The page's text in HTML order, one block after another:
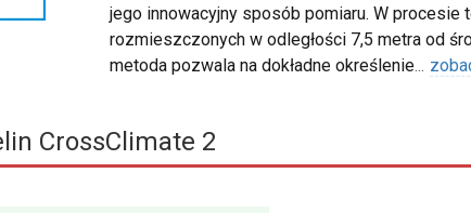
jego innowacyjny sposób pomiaru. W
rozmieszczonych w odległości 7,5 metra od
metoda pozwala na dokładne określenie...
CrossClimate 2